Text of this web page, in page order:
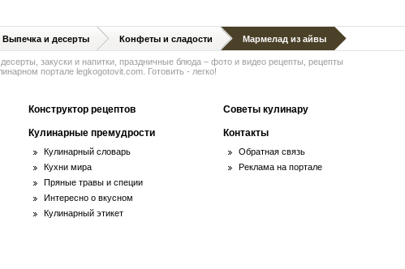
Выпечка и десерты Конфеты и сладости Мармелад из айвы
закуски и напитки, праздничные блюда – фото и видео рецепты, рецепты
портале legkogotovit.com. Готовить - легко!
Конструктор рецептов
Кулинарные премудрости
Кулинарный словарь
Кухни мира
Пряные травы и специи
Интересно о вкусном
Кулинарный этикет
Советы кулинару
Контакты
Обратная связь
Реклама на портале